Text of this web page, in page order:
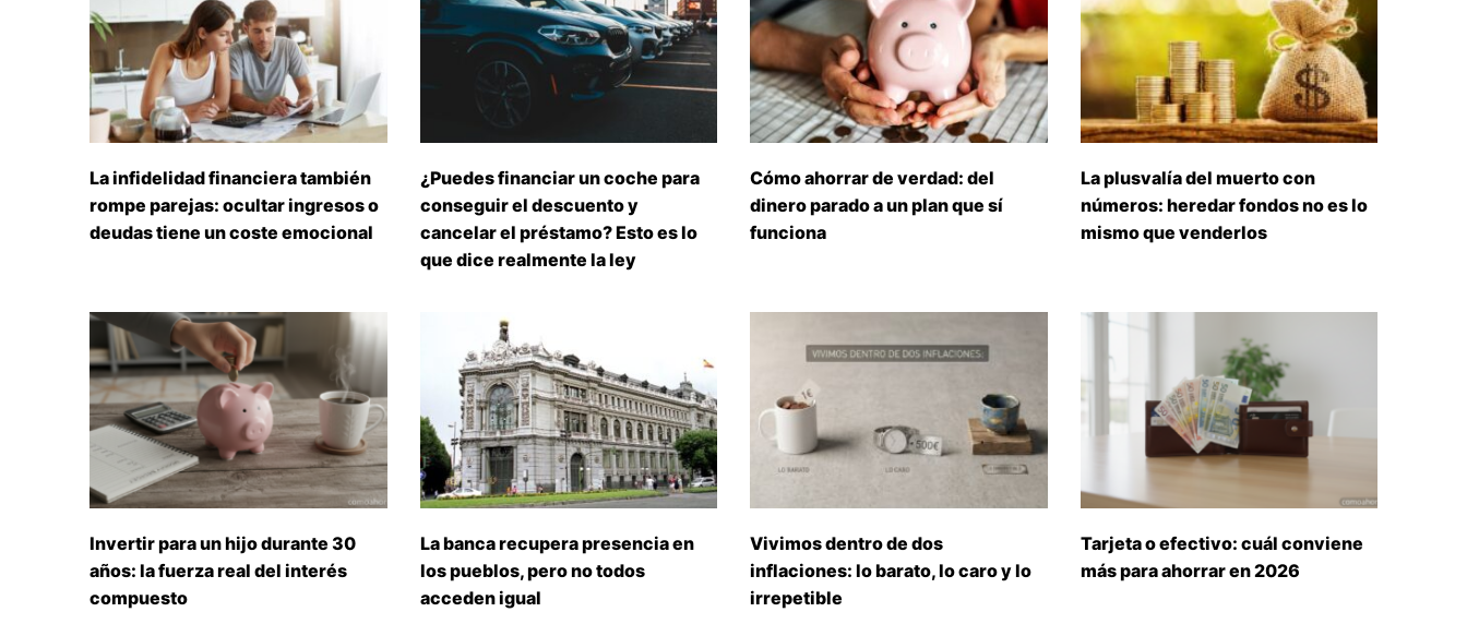
La infidelidad financiera también
rompe parejas: ocultar ingresos o
deudas tiene un coste emocional
¿Puedes financiar un coche para
conseguir el descuento y
cancelar el préstamo? Esto es lo
que dice realmente la ley
Cómo ahorrar de verdad: del
dinero parado a un plan que sí
funciona
La plusvalía del muerto con
números: heredar fondos no es lo
mismo que venderlos
Invertir para un hijo durante 30
años: la fuerza real del interés
compuesto
La banca recupera presencia en
los pueblos, pero no todos
acceden igual
Vivimos dentro de dos
inflaciones: lo barato, lo caro y lo
irrepetible
Tarjeta o efectivo: cuál conviene
más para ahorrar en 2026